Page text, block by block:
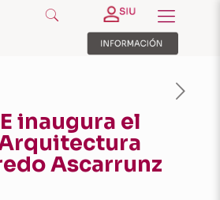
inaugura el
Ascarrunz